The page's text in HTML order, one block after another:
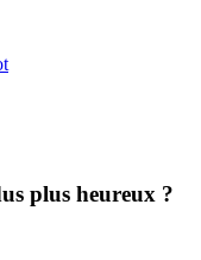
plus heureux ?